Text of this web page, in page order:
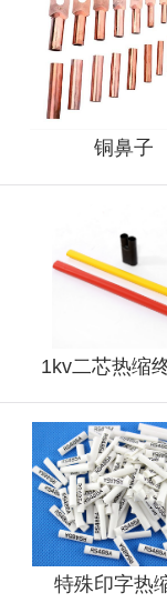
铜鼻子
1kv二芯热缩
特殊印字热